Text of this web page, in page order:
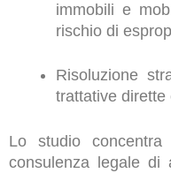
immobili e
rischio di
Risoluzione
trattative dirette
Lo studio
consulenza legale di